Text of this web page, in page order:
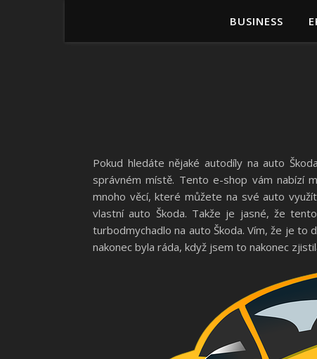
BUSINESS
Pokud hledáte nějaké autodíly na auto
správném místě. Tento e-shop vám nabízí
mnoho věcí, které můžete na své auto
vlastní auto Škoda. Takže je jasné, že
turbodmychadlo na auto Škoda. Vím, že je to
nakonec byla ráda, když jsem to nakonec